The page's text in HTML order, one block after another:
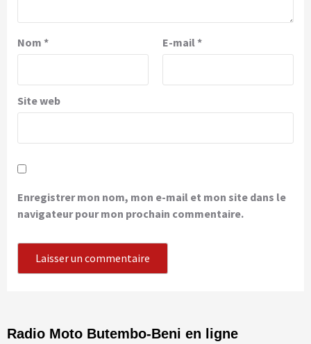
Nom * E-mail *
Site web
Enregistrer mon nom, mon e-mail et mon site dans le
navigateur pour mon prochain commentaire.
Radio Moto Butembo-Beni en ligne